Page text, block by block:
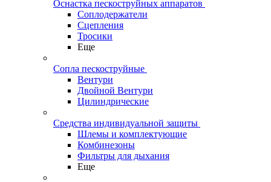
Оснастка пескоструйных аппаратов
Соплодержатели
Сцепления
Тросики
Еще
Сопла пескоструйные
Вентури
Двойной Вентури
Цилиндрические
Средства индивидуальной защиты
Шлемы и комплектующие
Комбинезоны
Фильтры для дыхания
Еще